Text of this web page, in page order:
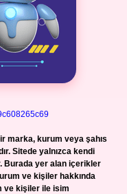
marka, kurum veya şahıs
Sitede yalnızca kendi
Burada yer alan içerikler
ve kişiler hakkında
ve kişiler ile isim